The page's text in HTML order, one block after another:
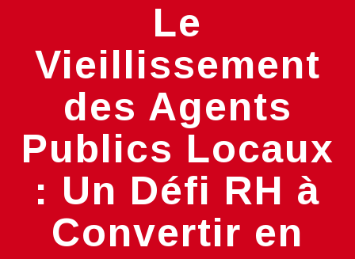
Le
Vieillissement
des Agents
Publics Locaux
: Un Défi RH à
Convertir en